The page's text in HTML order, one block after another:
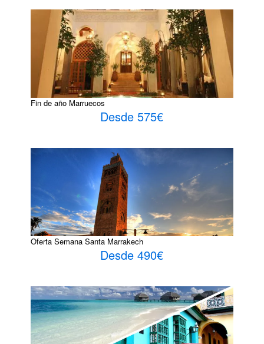
Fin de año Marruecos
Desde 575€
Oferta Semana Santa Marrakech
Desde 490€